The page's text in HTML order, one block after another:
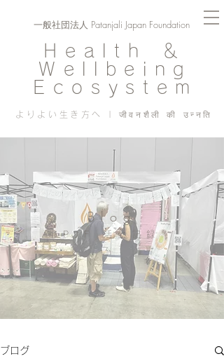
Health ＆
Wellbeing
Ecosystem
よりよい生き方へ | जीवनशैली की उन्नति
一般社団法人 Patanjali Japan Foundation
Blog
PJF ​活動記録
ブログ